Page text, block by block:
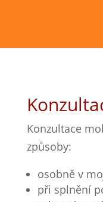
Konzultace
způsoby:
osobně v
při splnění